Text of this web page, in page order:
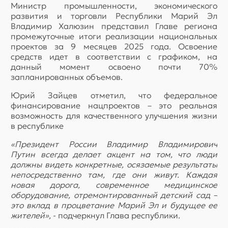
Министр промышленности, экономического
развития и торговли Республики Марий Эл
Владимир Халюзин представил Главе региона
промежуточные итоги реализации национальных
проектов за 9 месяцев 2025 года. Освоение
средств идет в соответствии с графиком, на
данный момент освоено почти 70%
запланированных объемов.
Юрий Зайцев отметил, что федеральное
финансирование нацпроектов – это реальная
возможность для качественного улучшения жизни
в республике
«Президент России Владимир Владимирович
Путин всегда делает акцент на том, что люди
должны видеть конкретные, осязаемые результаты
непосредственно там, где они живут. Каждая
новая дорога, современное медицинское
оборудование, отремонтированный детский сад –
это вклад в процветание Марий Эл и будущее ее
жителей», - подчеркнул Глава республики.